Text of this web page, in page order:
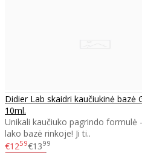
Didier Lab skaidri kaučiukinė bazė
10ml.
Unikali kaučiuko pagrindo formulė
lako bazė rinkoje! Ji ti..
€1259€1399